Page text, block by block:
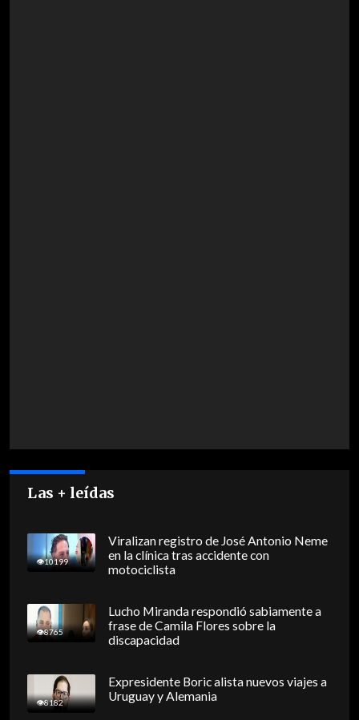
Las + leídas
10199
Viralizan registro de José Antonio Neme
en la clínica tras accidente con
motociclista
8765
Lucho Miranda respondió sabiamente a
frase de Camila Flores sobre la
discapacidad
8182
Expresidente Boric alista nuevos viajes a
Uruguay y Alemania